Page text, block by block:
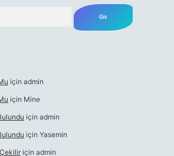
için admin
için Mine
için admin
için Yasemin
için admin